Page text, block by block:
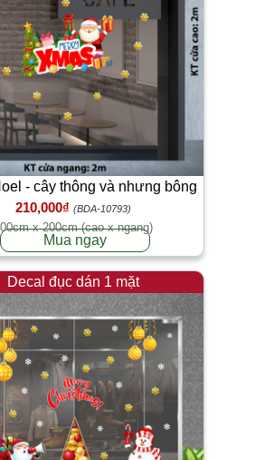
- cây thông và nhưng bông
tuyết vàng
210,000₫ (BDA-10793)
x 200cm (cao x ngang)
Mua ngay
Decal đục dán 1 mặt